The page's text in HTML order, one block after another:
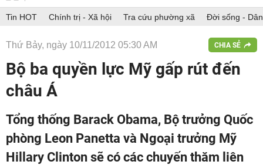
Tin HOT Chính trị - Xã hội Tra cứu phường xã Đời sống -
Thứ Bảy, ngày 10/11/2012 05:30 AM CHIA SẺ
Bộ ba quyền lực Mỹ gấp rút đến
châu Á
Tổng thống Barack Obama, Bộ trưởng Quốc
phòng Leon Panetta và Ngoại trưởng Mỹ
Hillary Clinton sẽ có các chuyến thăm liên